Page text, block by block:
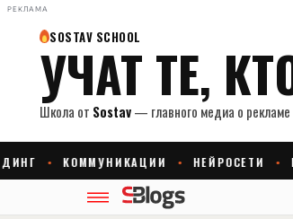
РЕКЛАМА